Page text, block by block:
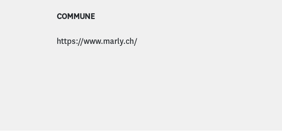
COMMUNE
https://www.marly.ch/